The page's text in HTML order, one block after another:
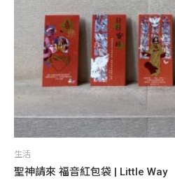
生活
聖神請來 福音紅包袋 | Little Way